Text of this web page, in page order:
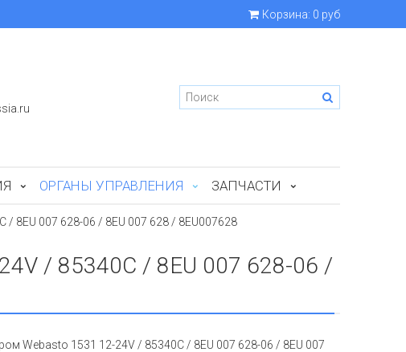
Корзина: 0 руб
ОРГАНЫ УПРАВЛЕНИЯ ЗАПЧАСТИ
8EU 007 628-06 / 8EU 007 628 / 8EU007628
/ 85340C / 8EU 007 628-06 /
Webasto 1531 12-24V / 85340C / 8EU 007 628-06 / 8EU 007